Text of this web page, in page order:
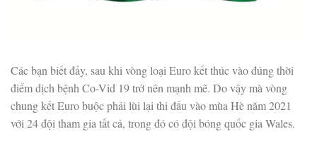
Các bạn biết đấy, sau khi vòng loại Euro kết thúc vào đúng thời
điểm dịch bệnh Co-Vid 19 trở nên mạnh mẽ. Do vậy mà vòng
chung kết Euro buộc phải lùi lại thi đấu vào mùa Hè năm 2021
với 24 đội tham gia tất cả, trong đó có đội bóng quốc gia Wales.